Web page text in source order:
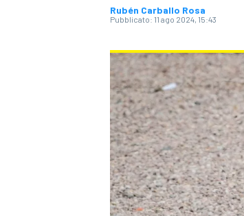
Rubén Carballo Rosa
Pubblicato: 11 ago 2024, 15:43